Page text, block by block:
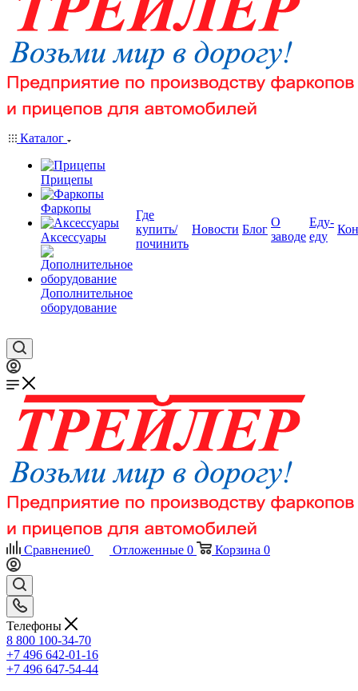
Каталог
Прицепы
Фаркопы
Аксессуары
Дополнительное
оборудование
Где
купить/
починить
Новости Блог
О
заводе
Еду-
еду
Сравнение0 Отложенные 0 Корзина 0
Телефоны
8 800 100-34-70
+7 496 642-01-16
+7 496 647-54-44